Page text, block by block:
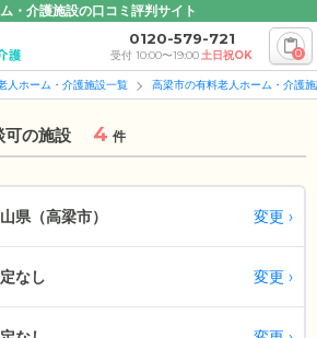
・介護施設の口コミ評判サイト
0120-579-721
受付 10:00〜19:00土日祝OK 0
人ホーム・介護施設一覧 高梁市の有料老人ホーム・介護
可の施設 4 件
県（高梁市） 変更
なし 変更